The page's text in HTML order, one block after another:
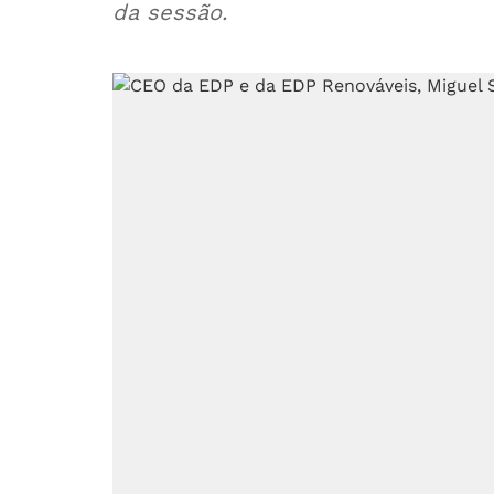
da sessão.